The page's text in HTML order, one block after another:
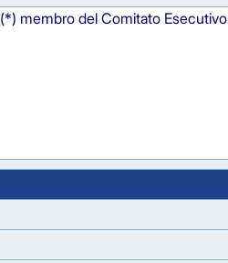
(*) membro del Comitato Esecutivo